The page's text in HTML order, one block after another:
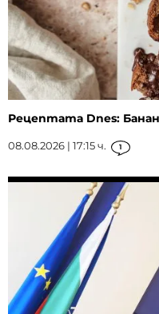
Рецептата Dnes:
08.08.2026 | 17:15 ч. 1